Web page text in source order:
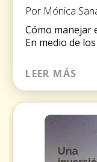
Por Mónica
Cómo manejar
En medio de
LEER MÁS